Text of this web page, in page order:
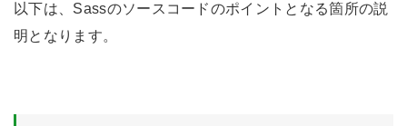
以下は、Sassのソースコードのポイントとなる箇所の説
明となります。